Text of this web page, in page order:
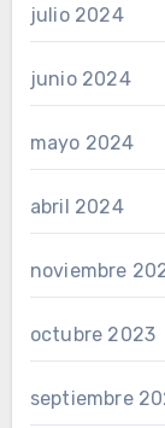
julio 2024
junio 2024
mayo 2024
abril 2024
noviembre
octubre 2023
septiembre